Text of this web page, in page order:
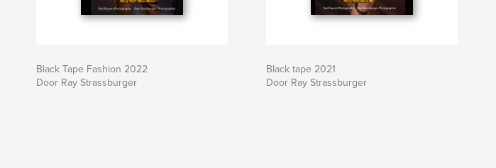
Black Tape Fashion 2022
Door Ray Strassburger
Black tape 2021
Door Ray Strassburger